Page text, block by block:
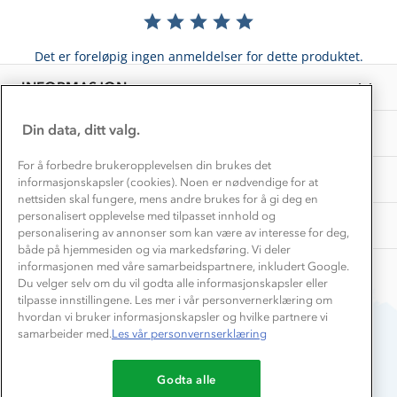
Det er foreløpig ingen anmeldelser for dette produktet.
INFORMASJON
Bedrift, barnehage og SFO
Presse
OM OSS
Samarbeide med oss?
TIPS OG RÅD
Vask og vedlikehold
EL-retur
Store størrelser
Turmat oppskrifter
Beredskap
AKTIVITETER
Få turinspirasjon og tips her⛰
Overnatte utendørs⛺
Leirskole 🥾
Barnehageansatt
Tips til hyttetur
Du betaler enkelt med
Din data, ditt valg.
For å forbedre brukeropplevelsen din brukes det
informasjonskapsler (cookies). Noen er nødvendige for at
nettsiden skal fungere, mens andre brukes for å gi deg en
personalisert opplevelse med tilpasset innhold og
personalisering av annonser som kan være av interesse for deg,
både på hjemmesiden og via markedsføring. Vi deler
informasjonen med våre samarbeidspartnere, inkludert Google.
Du velger selv om du vil godta alle informasjonskapsler eller
tilpasse innstillingene. Les mer i vår personvernerklæring om
hvordan vi bruker informasjonskapsler og hvilke partnere vi
samarbeider med.Les vår personvernserklæring
Godta alle